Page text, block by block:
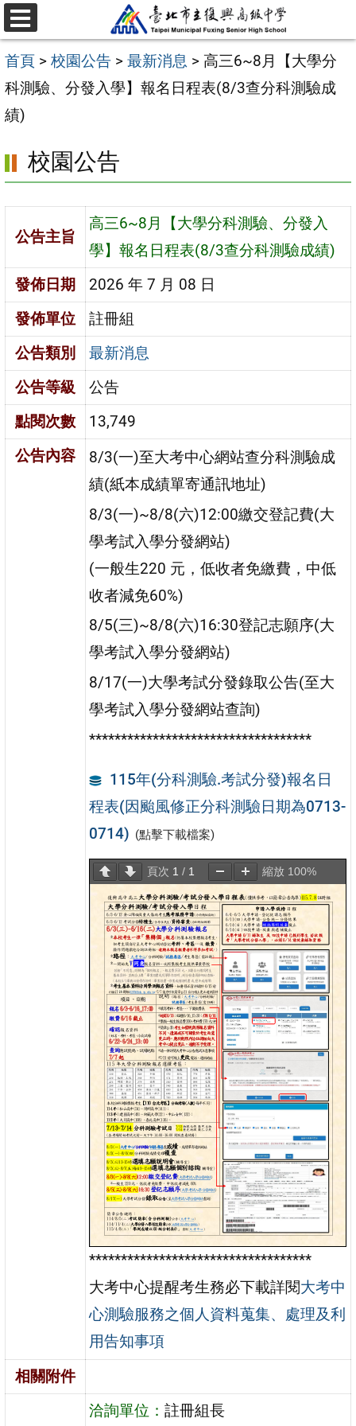
跳
至
主
要
內
區
選
單
首頁 > 校園公告 > 最新消息 > 高三6~8月【大學分
科測驗、分發入學】報名日程表(8/3查分科測驗成
績)
校園公告
公告主旨
高三6~8月【大學分科測驗、分發入
學】報名日程表(8/3查分科測驗成績)
發佈日期
2026 年 7 月 08 日
發佈單位
註冊組
公告類別
最新消息
公告等級
公告
點閱次數
13,749
公告內容
8/3(一)至大考中心網站查分科測驗成
績(紙本成績單寄通訊地址)
8/3(一)~8/8(六)12:00繳交登記費(大
學考試入學分發網站)
(一般生220 元，低收者免繳費，中低
收者減免60%)
8/5(三)~8/8(六)16:30登記志願序(大
學考試入學分發網站)
8/17(一)大學考試分發錄取公告(至大
學考試入學分發網站查詢)
***********************************
115年(分科測驗.考試分發)報名日
程表(因颱風修正分科測驗日期為0713-
0714) (點擊下載檔案)
頁次 1 / 1 縮放 100%
***********************************
大考中心提醒考生務必下載詳閱大考中
心測驗服務之個人資料蒐集、處理及利
用告知事項
相關附件
洽詢單位：註冊組長